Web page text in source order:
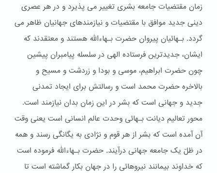
زمان مقتضیات جامعه بشری تغییر می پذیرد و در هر عصری
دینی جدید موافق با مقتضیات و نیازمندهای جهانیان ظاهر می
گردد. بـهائیان پیروان حضرت بـهاءالله هستند و معتقدند که
ایشان، جدیدترین فرستاده الهی در سلسله پیامبران پیشین
چون حضرت ابراهیم، موسی و بودا و زردشت و مسیح و
بالاخره حضرت محمد است و رسالتش برای ایجاد تمدنی
جدید و جهانی است که بشر در این زمان بدان نیازمند است.
محور تعالیم دیانت بـهائی وحدت عالم انسانی است یعنی وقت
آن آمده است که بشر از هر قوم و نژادی به یگانگی رسند و همه
در ظلّ یک جامعه جهانی درآیند. حضرت بـهاءالله فرموده است
که خداوند بیمانند نیروهائی را در جهان بکار گماشته است تا